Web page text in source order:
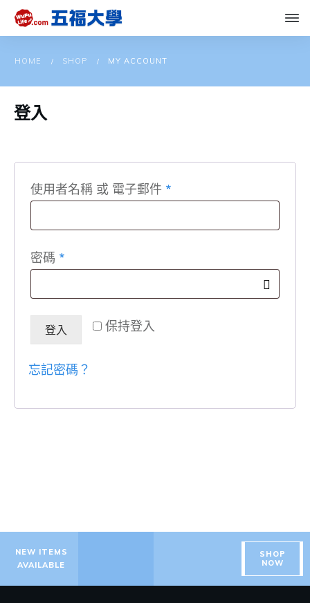
HOME / SHOP / MY ACCOUNT
登入
使用者名稱 或 電子郵件 *必
密碼 *必
保持登入
登入
忘記密碼？
NEW ITEMS
AVAILABLE
SHOP
NOW